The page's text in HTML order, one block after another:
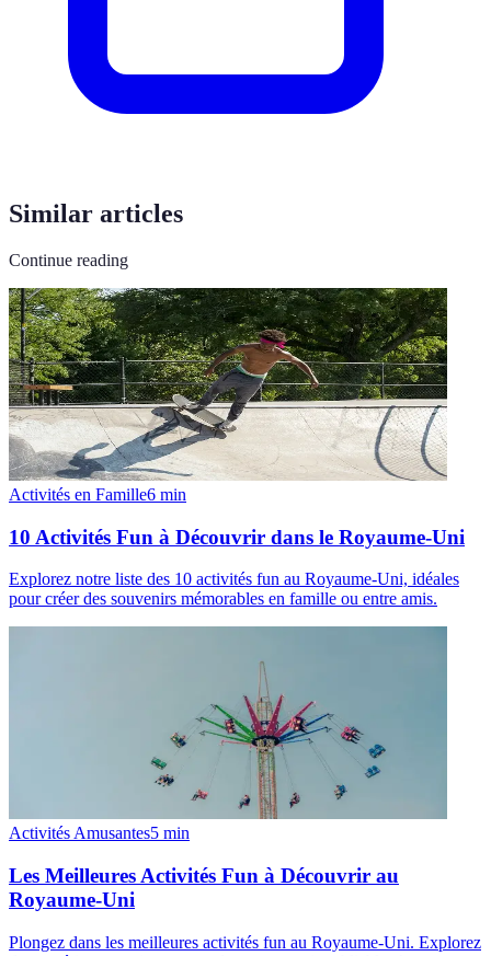
Similar articles
Continue reading
Activités en Famille6 min
10 Activités Fun à Découvrir dans le Royaume-Uni
Explorez notre liste des 10 activités fun au Royaume-Uni, idéales
pour créer des souvenirs mémorables en famille ou entre amis.
Activités Amusantes5 min
Les Meilleures Activités Fun à Découvrir au
Royaume-Uni
Plongez dans les meilleures activités fun au Royaume-Uni. Explorez